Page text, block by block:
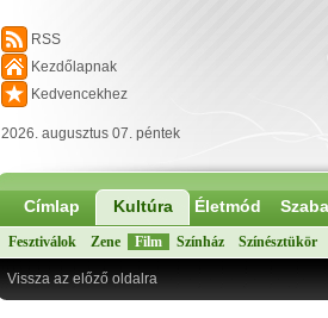
RSS
Kezdőlapnak
Kedvencekhez
2026. augusztus 07. péntek
Címlap Kultúra Életmód
Fesztiválok Zene Film Színház Színésztükör
Vissza az előző oldalra